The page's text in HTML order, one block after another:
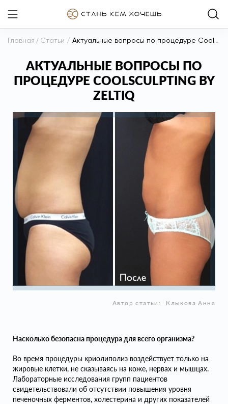
Главная / Статьи / Актуальные вопросы по процедуре Coolsculpting by Zeltiq
АКТУАЛЬНЫЕ ВОПРОСЫ ПО
ПРОЦЕДУРЕ COOLSCULPTING BY
ZELTIQ
Автор статьи: Клыкова Анна
Насколько безопасна процедура для всего организма?
Во время процедуры криолиполиз воздействует только на
жировые клетки, не сказываясь на коже, нервах и мышцах.
Лабораторные исследования групп пациентов
свидетельствовали об отсутствии повышения уровня
печеночных ферментов, холестерина и других показателей